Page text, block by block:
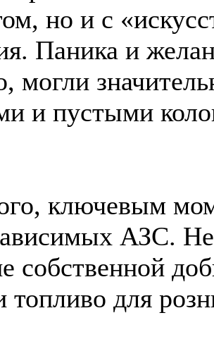
но и с
Паника и
могли
и пустыми
ключевым
АЗС.
собственной
топливо для